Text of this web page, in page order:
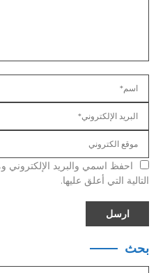
احفظ اسمي والبريد الإلكتروني
التالية التي أعلق عليها.
بحث